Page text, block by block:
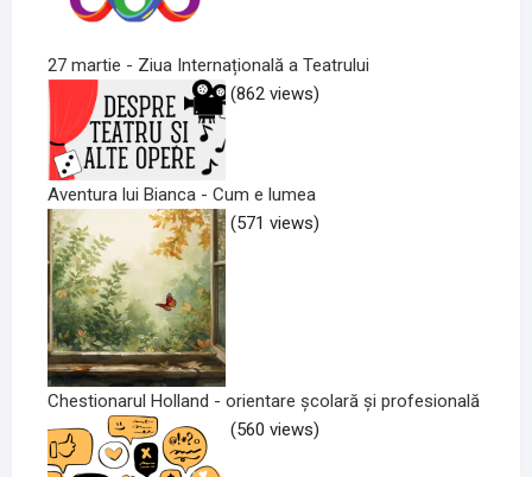
27 martie - Ziua Internațională a Teatrului
(862 views)
Aventura lui Bianca - Cum e lumea
(571 views)
Chestionarul Holland - orientare școlară și profesională
(560 views)